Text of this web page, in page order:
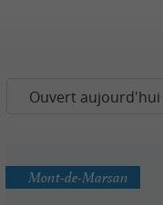
Ouvert aujourd'hui
Mont-de-Marsan